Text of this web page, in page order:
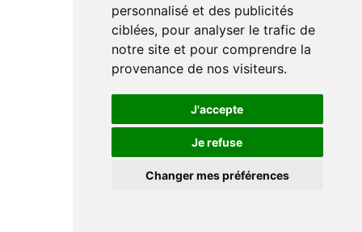
personnalisé et des publicités
ciblées, pour analyser le trafic de
notre site et pour comprendre la
provenance de nos visiteurs.
J'accepte
Je refuse
Changer mes préférences